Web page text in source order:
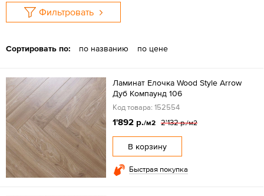
Фильтровать
Сортировать по: по названию по цене
Ламинат Елочка Wood Style Arrow
Дуб Компаунд 106
Код товара: 152554
1'892 р./м2 2'132 р./м2
В корзину
Быстрая покупка